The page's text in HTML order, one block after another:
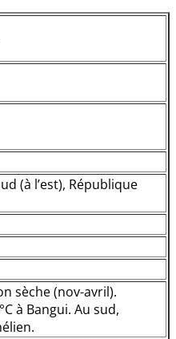
(à l’est), République
sèche (nov-avril).
à Bangui. Au sud,